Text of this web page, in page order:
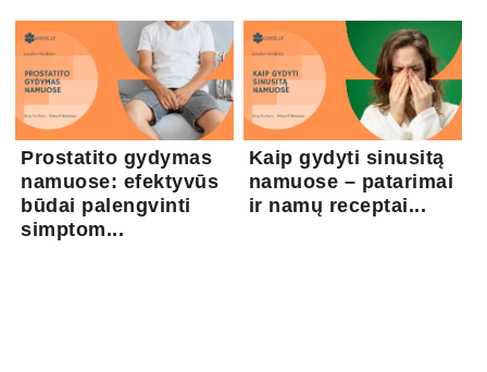
Prostatito gydymas
namuose: efektyvūs
būdai palengvinti
simptom...
Kaip gydyti sinusitą
namuose – patarimai
ir namų receptai...